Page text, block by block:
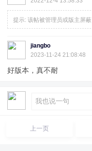
提示: 该帖被管理员或版主屏蔽
jiangbo
2023-11-24 21:08:48
好版本，真不耐
上一页